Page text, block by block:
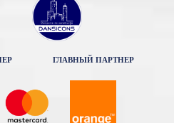
ГЛАВНЫЙ ПАРТНЕР